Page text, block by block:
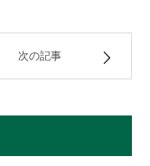
次の記事